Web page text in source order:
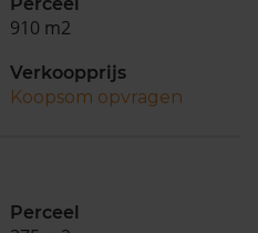
910 m2
Verkoopprijs
Koopsom opvragen
Perceel